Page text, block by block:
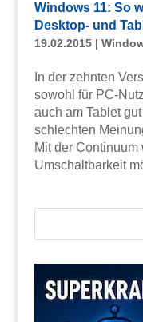
Windows 11: So
Desktop- und
19.02.2015|
In der zehnten
sowohl für PC-
auch am Tablet
schlechten
Mit der
Umschaltbarkeit